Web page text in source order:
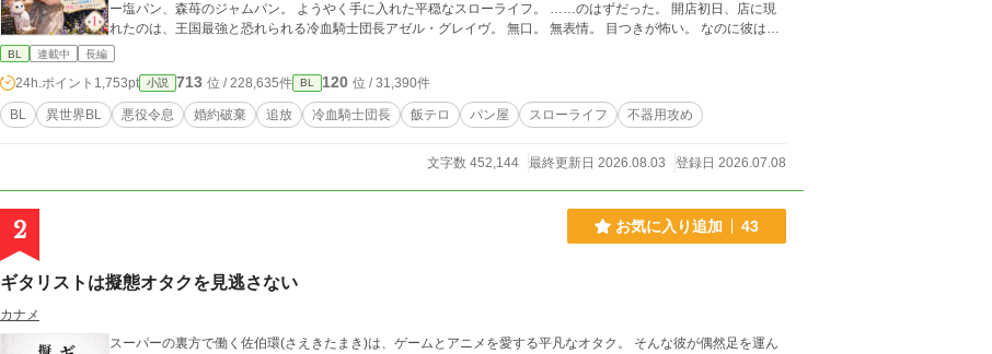
ー塩パン、森苺のジャムパン。 ようやく手に入れた平穏なスローライフ。 ……のはずだった。 開店初日、店に現
れたのは、王国最強と恐れられる冷血騎士団長アゼル・グレイヴ。 無口。 無表情。 目つきが怖い。 なのに彼は、
毎朝誰より早く店に来て、ノアのパンを大量に買っていく。 「今日も来たんですか？」 「来た」 「昨日も一昨日
いるのは、パンだけではなかった。 ノアが疲れていれば黙って手伝い、王都からの嫌がらせには無表情で圧をか
け、元婚約者の王子が現れれば静かに剣の柄へ手を置く。 「この店に手を出すな。ノアにもだ」 パン目当てだと思
い込む悪役令息と、店主ごと囲い込みたい冷血騎士団長。 婚約破棄から始まる、飯テロ異世界BLラブコメ。
BL 連載中 長編
24h.ポイント 1,753pt 小説 713 位 / 228,635件 BL 120 位 / 31,390件
BL 異世界BL 悪役令息 婚約破棄 追放 冷血騎士団長 飯テロ パン屋 スローライフ 不器用攻め
文字数 452,144 最終更新日 2026.08.03 登録日 2026.07.08
2 お気に入り追加 43
ギタリストは擬態オタクを見逃さない
カナメ
スーパーの裏方で働く佐伯環(さえきたまき)は、ゲームとアニメを愛する平凡なオタク。 そんな彼が偶然足を運ん